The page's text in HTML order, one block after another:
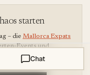
starten
– die Mallorca Expats
Events und
Zeit.
Chat